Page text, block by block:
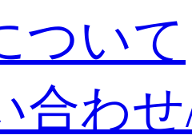
ついて
合わ